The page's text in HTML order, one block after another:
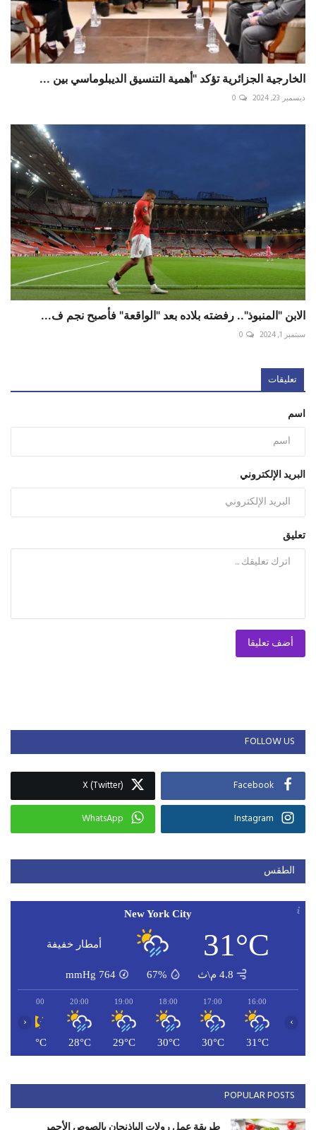
الخارجية الجزائرية تؤكد "أهمية التنسيق الديبلوماسي بين ...
ديسمبر 23, 2024 0
الابن "المنبوذ".. رفضته بلاده بعد "الواقعة" فأصبح نجم ف...
سبتمبر 1, 2024 0
تعليقات
اسم
البريد الإلكتروني
تعليق
أضف تعليقا
FOLLOW US
Facebook
X (Twitter)
Instagram
WhatsApp
الطقس
New York City
31°C أمطار خفيفة
4.8 م\ث 67%
764
mmHg
16:00
31°C
17:00
30°C
18:00
30°C
19:00
29°C
20:00
28°C
21:00
27°C
‹ ›
POPULAR POSTS
طريقة عمل رولات الباذنجان بالصوص الأحمر